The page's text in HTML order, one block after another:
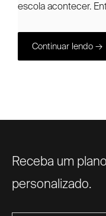
escola acontecer.
Continuar lendo →
Receba um
personalizado.